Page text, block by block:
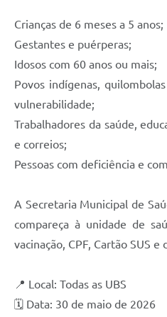
Crianças de 6 meses a 5 anos;
Gestantes e puérperas;
Idosos com 60 anos ou mais;
Povos indígenas,
vulnerabilidade;
Trabalhadores da saúde,
e correios;
Pessoas com deficiência e
A Secretaria Municipal de
compareça à unidade de
vacinação, CPF, Cartão SUS
📍 Local: Todas as UBS
🗓 Data: 30 de maio de 2026